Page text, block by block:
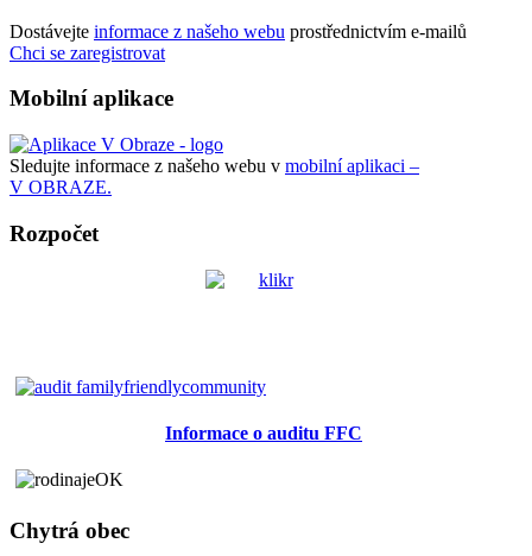
Dostávejte informace z našeho webu prostřednictvím e-mailů
Chci se zaregistrovat
Mobilní aplikace
Sledujte informace z našeho webu v mobilní aplikaci –
V OBRAZE.
Rozpočet
Informace o auditu FFC
Chytrá obec